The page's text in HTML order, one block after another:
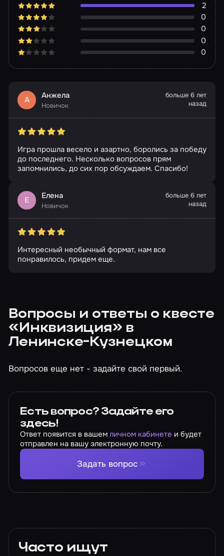
2
0
0
0
0
А Анжела
Новичок
больше 6 лет
назад
Игра прошла весело и азартно, боролись за победу
до последнего. Несколько вопросов прям
запомнились, до сих пор обсуждаем. Спасибо!
Е Елена
Новичок
больше 6 лет
назад
Интересный необычный формат, нам все
понравилось, придем еще.
Вопросы и ответы о квесте
«Инквизиция» в
Ленинске-Кузнецком
Вопросов еще нет - задайте свой первый.
Есть вопрос? Задайте его
здесь!
Ответ появится в вашемличном кабинете и будет
отправлен на вашу электронную почту.
Задать вопрос
Часто ищут